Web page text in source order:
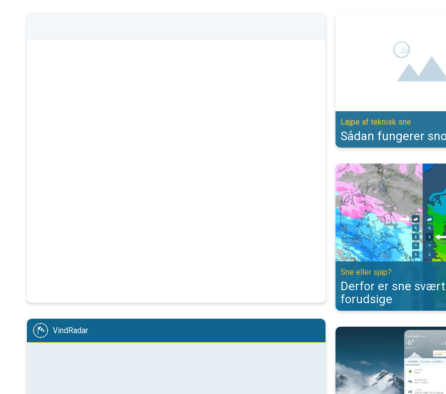
VindRadar
Løjpe af teknisk sne
Sådan fungerer
Derfor er sne svært at
Sne eller sjap?
Derfor er sne
forudsige
Få styr på vejret før skiferien.